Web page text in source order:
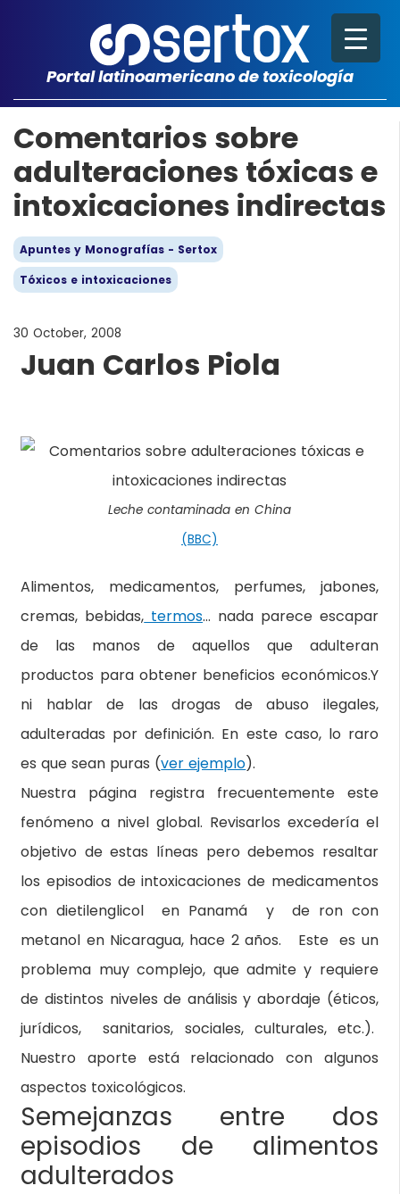
Portal latinoamericano de toxicología
Comentarios sobre
adulteraciones tóxicas e
intoxicaciones indirectas
Apuntes y Monografías - Sertox
Tóxicos e intoxicaciones
30 October, 2008
Juan Carlos Piola
Leche contaminada en China
(BBC)
Alimentos, medicamentos, perfumes, jabones,
cremas, bebidas, termos… nada parece escapar
de las manos de aquellos que adulteran
productos para obtener beneficios económicos.Y
ni hablar de las drogas de abuso ilegales,
adulteradas por definición. En este caso, lo raro
es que sean puras (ver ejemplo).
Nuestra página registra frecuentemente este
fenómeno a nivel global. Revisarlos excedería el
objetivo de estas líneas pero debemos resaltar
los episodios de intoxicaciones de medicamentos
con dietilenglicol en Panamá y de ron con
metanol en Nicaragua, hace 2 años. Este es un
problema muy complejo, que admite y requiere
de distintos niveles de análisis y abordaje (éticos,
jurídicos, sanitarios, sociales, culturales, etc.).
Nuestro aporte está relacionado con algunos
aspectos toxicológicos.
Semejanzas entre dos
episodios de alimentos
adulterados